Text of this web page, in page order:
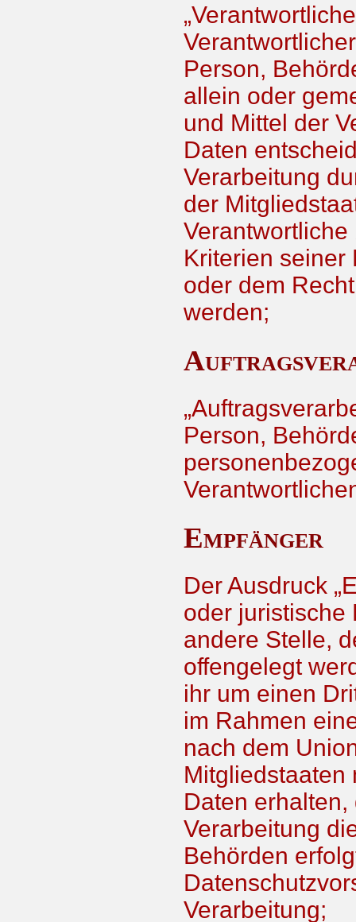
Person,
allein oder
und Mittel der
Daten
Verarbeitung
der
Kriterien seiner
oder dem
werden;
Person,
Empfänger
Der Ausdruck
oder juristische
andere Stelle,
offengelegt
ihr um einen
im Rahmen
nach dem
Mitgliedstaaten
Daten
Verarbeitung
Behörden
Verarbeitung;